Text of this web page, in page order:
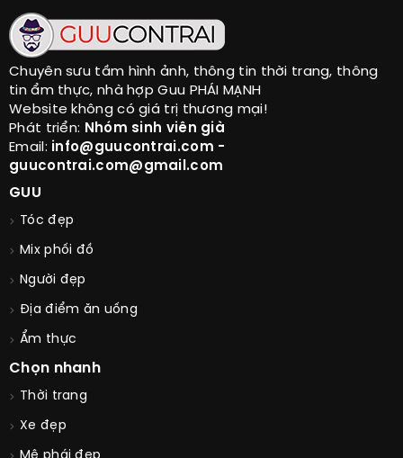
Chuyên sưu tầm hình ảnh, thông tin thời trang, thông
tin ẩm thực, nhà hợp Guu PHÁI MẠNH
Website không có giá trị thương mại!
Phát triển: Nhóm sinh viên già
Email: info@guucontrai.com -
guucontrai.com@gmail.com
GUU
Tóc đẹp
Mix phối đồ
Người đẹp
Địa điểm ăn uống
Ẩm thực
Chọn nhanh
Thời trang
Xe đẹp